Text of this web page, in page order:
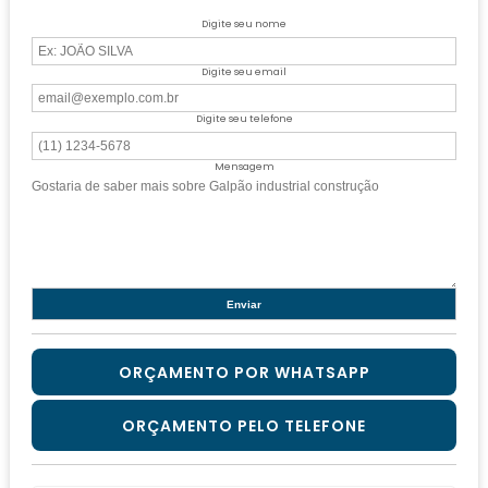
Digite seu nome
Digite seu email
Digite seu telefone
Mensagem
ORÇAMENTO POR WHATSAPP
ORÇAMENTO PELO TELEFONE